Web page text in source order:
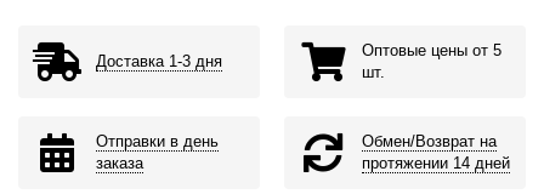
Доставка 1-3 дня
Оптовые цены от 5
шт.
Отправки в день
заказа
Обмен/Возврат на
протяжении 14 дней